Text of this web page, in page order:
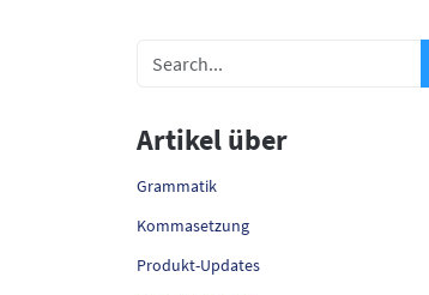
Artikel über
Grammatik
Kommasetzung
Produkt-Updates